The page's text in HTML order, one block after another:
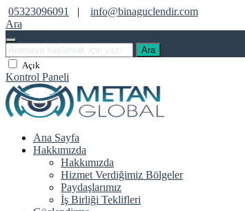
05323096091 |
info@binaguclendir.com
Ara
Ara
Açık
Kontrol Paneli
Ana Sayfa
Hakkımızda
Hakkımızda
Hizmet Verdiğimiz Bölgeler
Paydaşlarımız
İş Birliği Teklifleri